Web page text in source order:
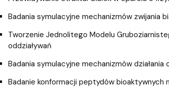
Badania symulacyjne mechanizmów zwijania
Tworzenie Jednolitego Modelu
oddziaływań
Badania symulacyjne mechanizmów działania
Badanie konformacji peptydów